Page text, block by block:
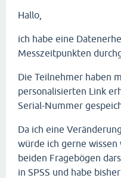
Hallo,
ich habe eine
Messzeitpunkten
Die Teilnehmer haben
personalisierten Link
Serial-Nummer
Da ich eine
würde ich gerne
beiden Fragebögen
in SPSS und habe